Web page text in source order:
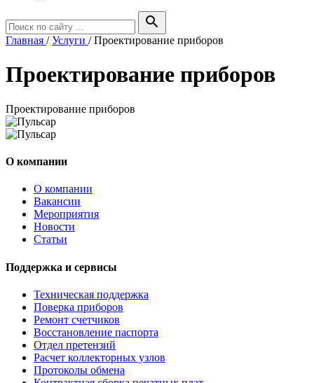
search
Главная /Услуги /Проектирование приборов
Проектирование приборов
Проектирование приборов
О компании
О компании
Вакансии
Мероприятия
Новости
Статьи
Поддержка и сервисы
Техническая поддержка
Поверка приборов
Ремонт счетчиков
Восстановление паспорта
Отдел претензий
Расчет коллекторных узлов
Протоколы обмена